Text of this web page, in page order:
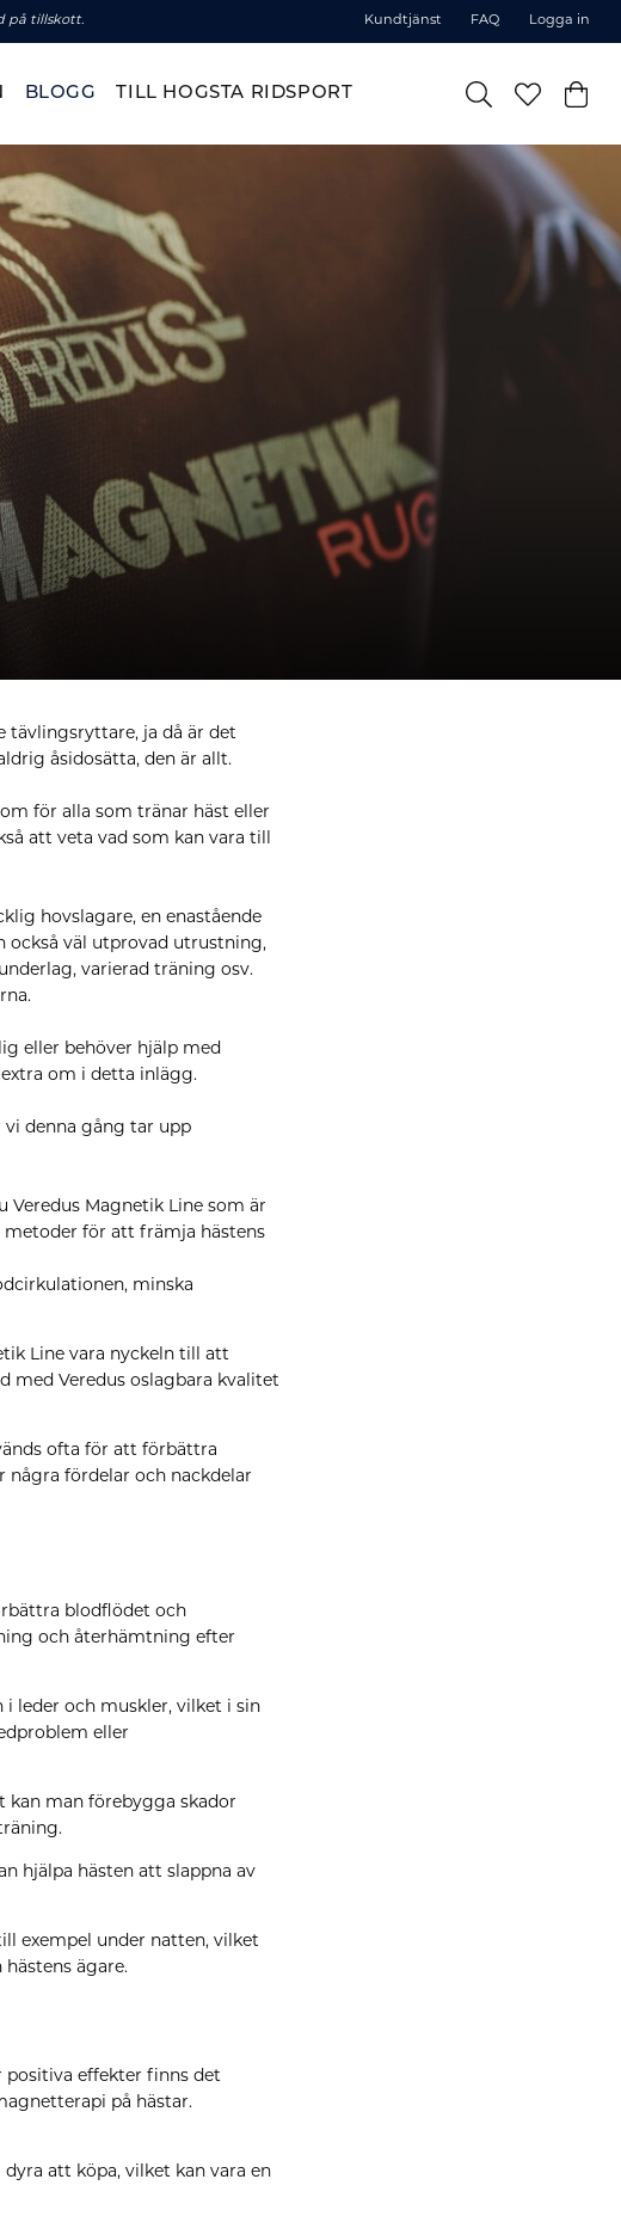
på tillskott. Kundtjänst FAQ Logga in
BLOGG TILL HOGSTA RIDSPORT
tävlingsryttare, ja då är det
åsidosätta, den är allt.
för alla som tränar häst eller
att veta vad som kan vara till
hovslagare, en enastående
också väl utprovad utrustning,
varierad träning osv.
eller behöver hjälp med
om i detta inlägg.
denna gång tar upp
Veredus Magnetik Line som är
metoder för att främja hästens
minska
Line vara nyckeln till att
med Veredus oslagbara kvalitet
ofta för att förbättra
några fördelar och nackdelar
blodflödet och
och återhämtning efter
leder och muskler, vilket i sin
eller
kan man förebygga skador
hjälpa hästen att slappna av
exempel under natten, vilket
ägare.
positiva effekter finns det
på hästar.
att köpa, vilket kan vara en